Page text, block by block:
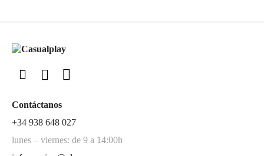
Contáctanos
+34 938 648 027
lunes – viernes: de 9 a 14:00h